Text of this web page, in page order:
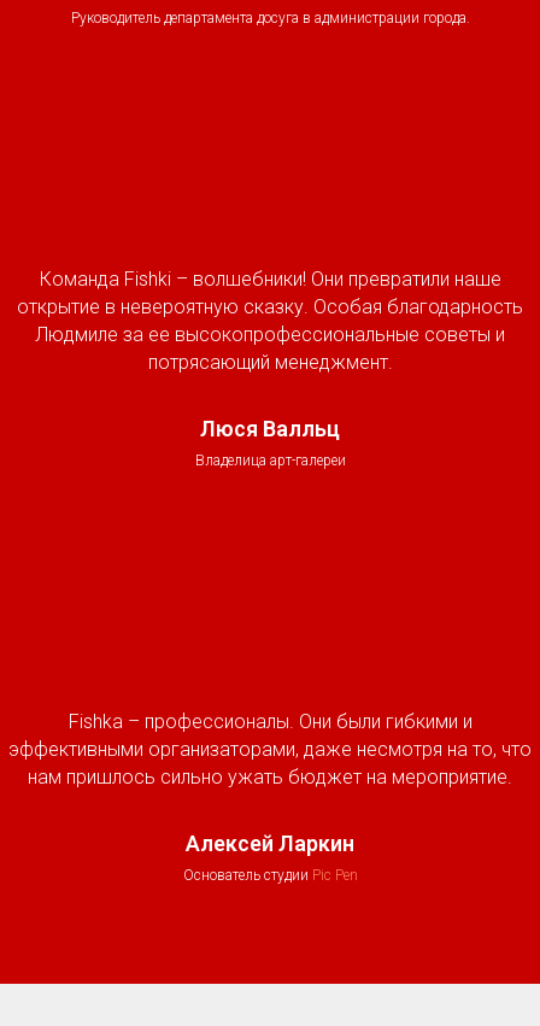
Руководитель департамента досуга в администрации города.
Команда Fishki – волшебники! Они превратили наше
открытие в невероятную сказку. Особая благодарность
Людмиле за ее высокопрофессиональные советы и
потрясающий менеджмент.
Люся Валльц
Владелица арт-галереи
Fishka – профессионалы. Они были гибкими и
эффективными организаторами, даже несмотря на то, что
нам пришлось сильно ужать бюджет на мероприятие.
Алексей Ларкин
Основатель студии Pic Pen